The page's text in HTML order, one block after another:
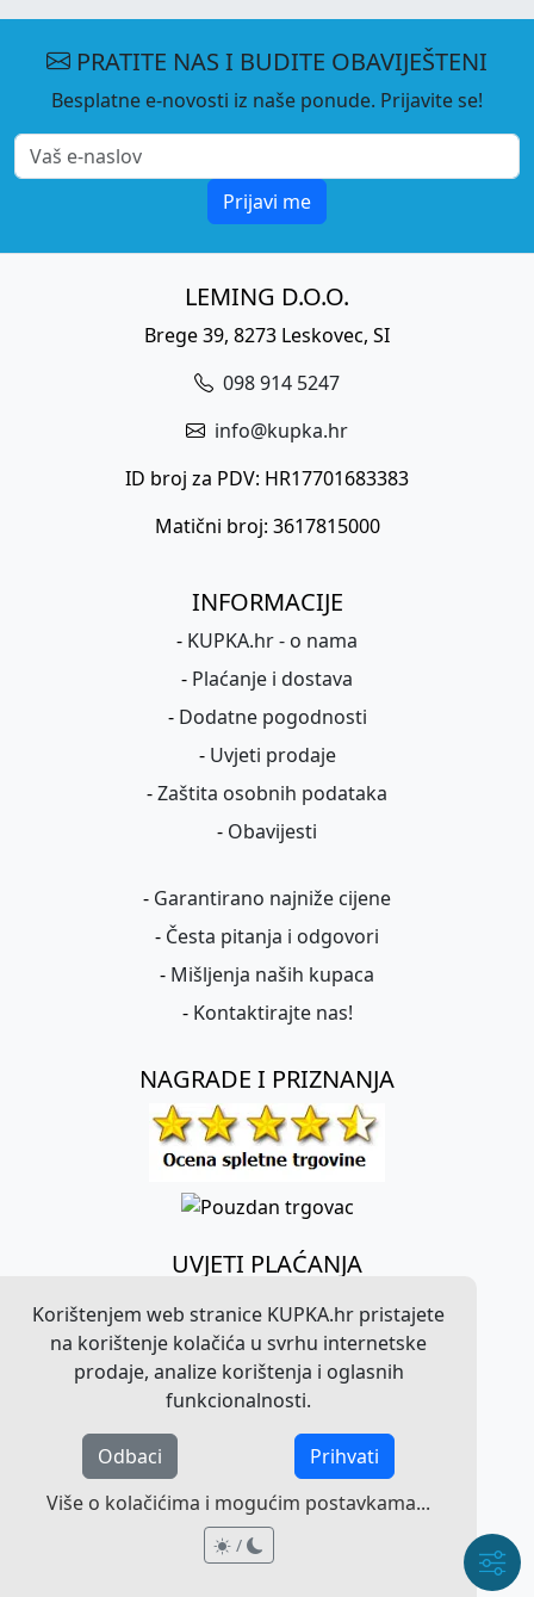
Korištenjem web stranice KUPKA.hr pristajete
na korištenje kolačića u svrhu internetske
prodaje, analize korištenja i oglasnih
funkcionalnosti.
Odbaci
Prihvati
Više o kolačićima i mogućim postavkama...
/
PRATITE NAS I BUDITE OBAVIJEŠTENI
Besplatne e-novosti iz naše ponude. Prijavite se!
Prijavi me
LEMING D.O.O.
Brege 39, 8273 Leskovec, SI
098 914 5247
info@kupka.hr
ID broj za PDV: HR17701683383
Matični broj: 3617815000
INFORMACIJE
- KUPKA.hr - o nama
- Plaćanje i dostava
- Dodatne pogodnosti
- Uvjeti prodaje
-Zaštita osobnih podataka
- Obavijesti
- Garantirano najniže cijene
- Česta pitanja i odgovori
- Mišljenja naših kupaca
- Kontaktirajte nas!
NAGRADE I PRIZNANJA
UVJETI PLAĆANJA
©2026KUPKA.hr. Sva prava pridržana.
Pravna obavijest o radu web stranice
/